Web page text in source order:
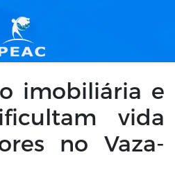
imobiliária e
vida
no Vaza-